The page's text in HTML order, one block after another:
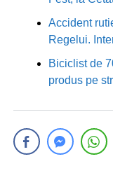
Accident
Regelui.
Biciclist de
produs pe